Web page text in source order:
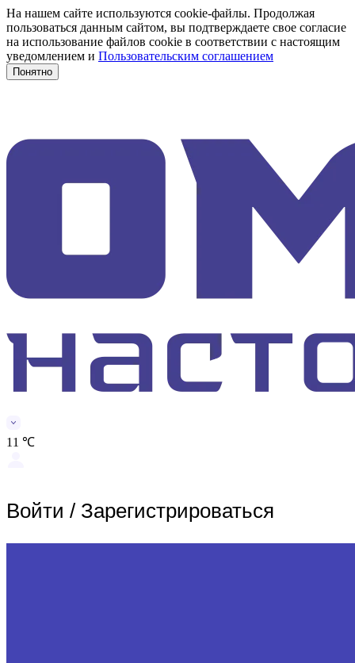
На нашем сайте используются cookie-файлы. Продолжая
пользоваться данным сайтом, вы подтверждаете свое согласие
на использование файлов cookie в соответствии с настоящим
уведомлением и Пользовательским соглашением
Понятно
11 ℃
Войти / Зарегистрироваться